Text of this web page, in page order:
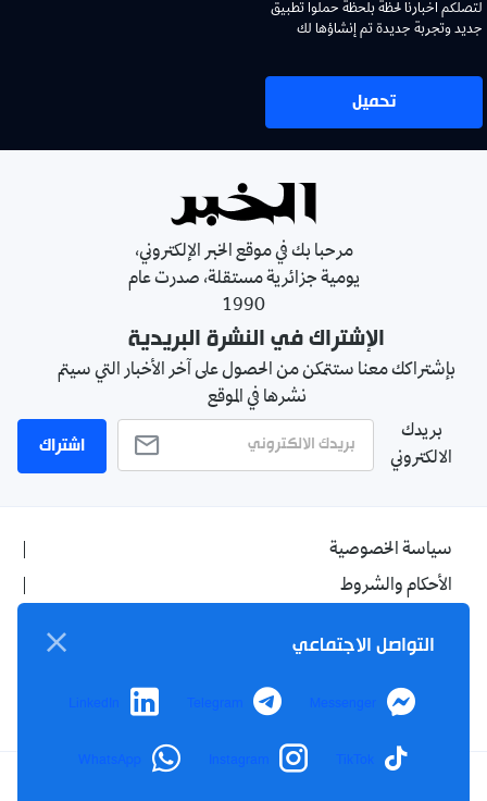
لتصلكم اخبارنا لحظة بلحظة حملوا تطبيق
جديد وتجربة جديدة تم إنشاؤها لك
تحميل
مرحبا بك في موقع الخبر الإلكتروني،
يومية جزائرية مستقلة، صدرت عام
1990
الإشتراك في النشرة البريدية
بإشتراكك معنا ستتمكن من الحصول على آخر الأخبار التي سيتم
نشرها في الموقع
بريدك
الالكتروني
اشتراك
سياسة الخصوصية
الأحكام والشروط
اتصل بنا
من نحن
التواصل الاجتماعي
Messenger
Telegram
LinkedIn
TikTok
Instagram
WhatsApp